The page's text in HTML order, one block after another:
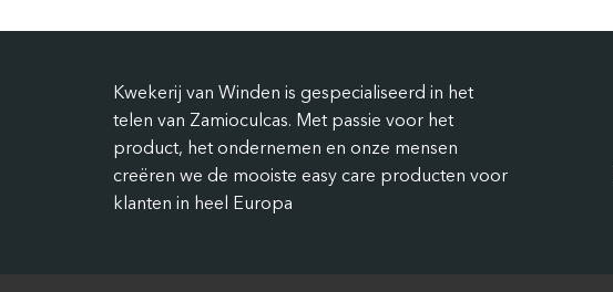
Kwekerij van Winden is gespecialiseerd in het
telen van Zamioculcas. Met passie voor het
product, het ondernemen en onze mensen
creëren we de mooiste easy care producten voor
klanten in heel Europa